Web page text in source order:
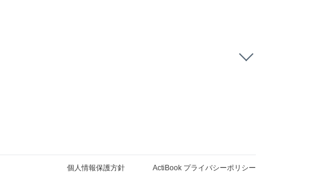
個人情報保護方針 ActiBook プライバシーポリシー